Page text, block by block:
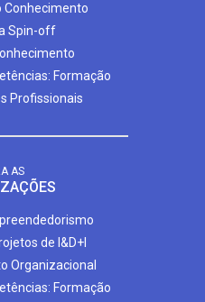
Conhecimento
Spin-off
Formação
Profissionais
AS
de I&D+I
Organizacional
Formação